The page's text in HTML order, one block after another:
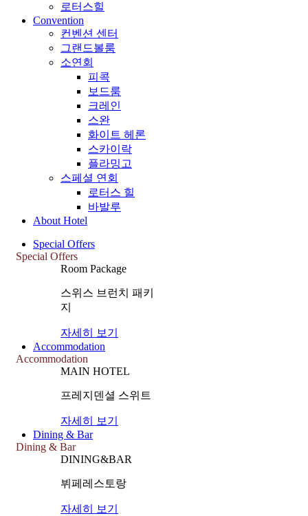
로터스힐
Convention
컨벤션 센터
그랜드볼룸
소연회
피콕
보드룸
크레인
스완
화이트 헤론
스카이락
플라밍고
스페셜 연회
로터스 힐
바발루
About Hotel
Special Offers
Special Offers
Room Package
스위스 브런치 패키
지
자세히 보기
Accommodation
Accommodation
MAIN HOTEL
프레지덴셜 스위트
자세히 보기
Dining & Bar
Dining & Bar
DINING&BAR
뷔페레스토랑
자세히 보기